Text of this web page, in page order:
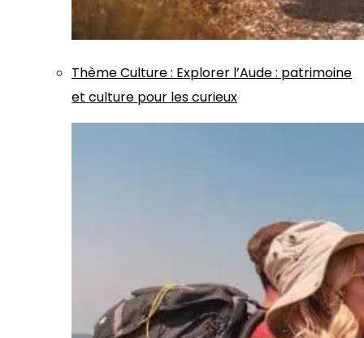
ThèmeCulture: Explorer l’Aude : patrimoine
et culture pour les curieux